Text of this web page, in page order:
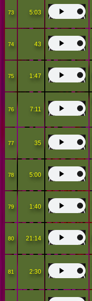
73 5:03
74 43
75 1:47
76 7:11
77 35
78 5:00
79 1:40
80 21:14
81 2:30